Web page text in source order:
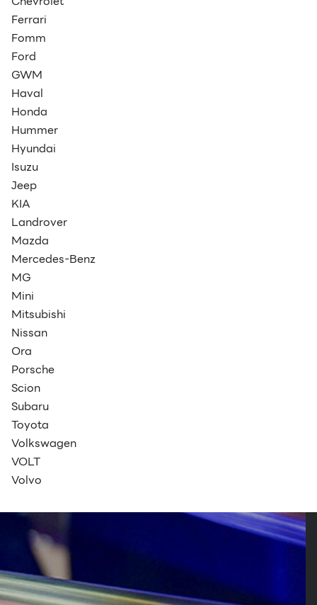
Ferrari
Fomm
Ford
GWM
Haval
Honda
Hummer
Hyundai
Isuzu
Jeep
KIA
Landrover
Mazda
Mercedes-Benz
MG
Mini
Mitsubishi
Nissan
Ora
Porsche
Scion
Subaru
Toyota
Volkswagen
VOLT
Volvo